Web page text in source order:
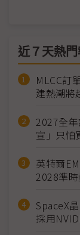
近７天熱
MLCC訂
建熱潮將
2027全
宣」只怕
英特爾
2028準
SpaceX
採用